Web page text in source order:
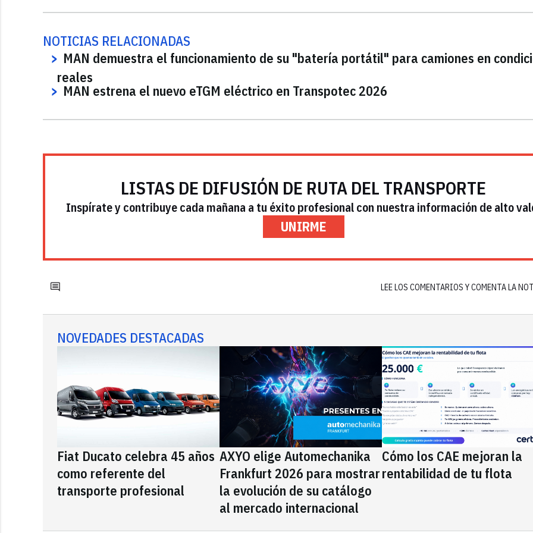
NOTICIAS RELACIONADAS
MAN demuestra el funcionamiento de su "batería portátil" para camiones en
reales
MAN estrena el nuevo eTGM eléctrico en Transpotec 2026
LISTAS DE DIFUSIÓN DE RUTA DEL TRANSPORTE
Inspírate y contribuye cada mañana a tu éxito profesional con nuestra información de alto
UNIRME
LEE LOS COMENTARIOS Y COMENTA LA
NOVEDADES DESTACADAS
Fiat Ducato celebra 45 años
como referente del
transporte profesional
AXYO elige Automechanika
Frankfurt 2026 para mostrar
la evolución de su catálogo
al mercado internacional
Cómo los CAE mejoran la
rentabilidad de tu flota